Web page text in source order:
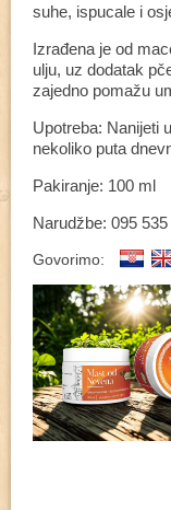
suhe, ispucale i
Izrađena je od
ulju, uz dodatak
zajedno pomažu
Upotreba: Nanijeti
nekoliko puta
Pakiranje: 100 ml
Narudžbe: 095
Govorimo: